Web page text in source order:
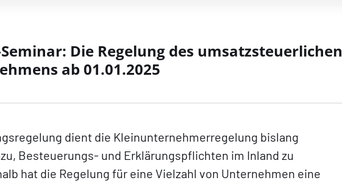
Die Regelung des umsatzsteuerlichen
ab 01.01.2025
dient die Kleinunternehmerregelung bislang
Besteuerungs- und Erklärungspflichten im Inland zu
hat die Regelung für eine Vielzahl von Unternehmen eine